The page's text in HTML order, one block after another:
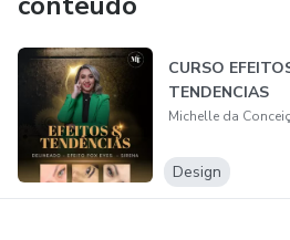
CURSO
TENDENCIAS
Design